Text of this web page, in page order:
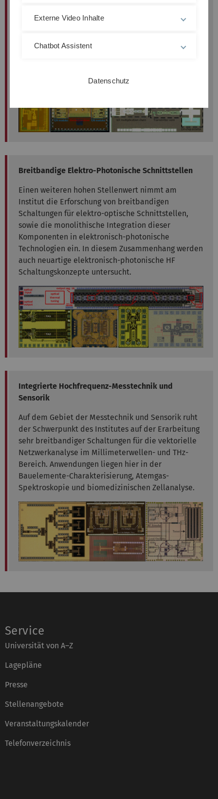
Mobilfunkstandards, drahtlose
Satellitenkommunikationssysteme im
Breitbandige Elektro-Photonische Schnittstellen
Einen weiteren hohen Stellenwert nimmt am
Institut die Erforschung von breitbandigen
Schaltungen für elektro-optische Schnittstellen,
sowie die monolithische Integration dieser
Komponenten in elektronisch-photonische
Technologien ein. In diesem Zusammenhang werden
auch neuartige elektronisch-photonische HF
Schaltungskonzepte untersucht.
Integrierte Hochfrequenz-Messtechnik und
Sensorik
Auf dem Gebiet der Messtechnik und Sensorik ruht
der Schwerpunkt des Institutes auf der Erarbeitung
sehr breitbandiger Schaltungen für die vektorielle
Netzwerkanalyse im Millimeterwellen- und THz-
Bereich. Anwendungen liegen hier in der
Bauelemente-Charakterisierung, Atemgas-
Spektroskopie und biomedizinischen Zellanalyse.
Service
Universität von A–Z
Lagepläne
Presse
Stellenangebote
Veranstaltungskalender
Telefonverzeichnis
Externe Video Inhalte
Chatbot Assistent
Datenschutz